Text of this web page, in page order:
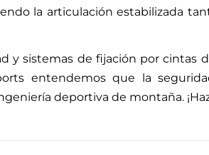
la articulación estabilizada
y sistemas de fijación por cintas
entendemos que la
deportiva de montaña.